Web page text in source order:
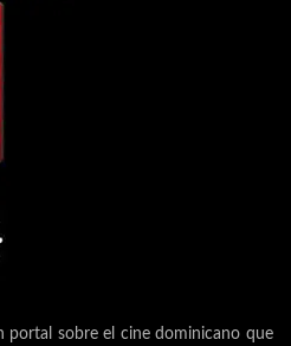
portal sobre el cine dominicano que